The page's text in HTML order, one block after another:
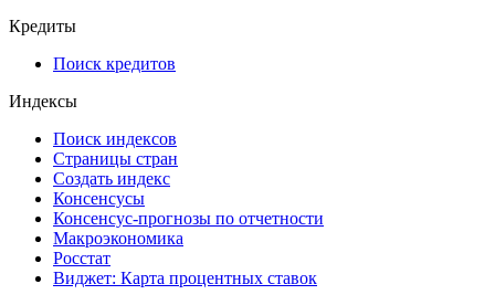
Кредиты
Поиск кредитов
Индексы
Поиск индексов
Страницы стран
Создать индекс
Консенсусы
Консенсус-прогнозы по отчетности
Макроэкономика
Росстат
Виджет: Карта процентных ставок